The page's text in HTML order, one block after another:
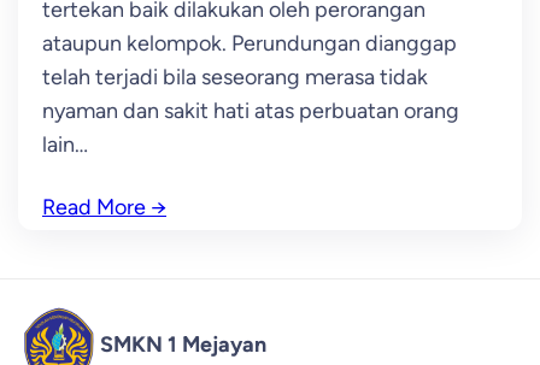
tertekan baik dilakukan oleh perorangan
ataupun kelompok. Perundungan dianggap
telah terjadi bila seseorang merasa tidak
nyaman dan sakit hati atas perbuatan orang
lain…
Read More →
SMKN 1 Mejayan